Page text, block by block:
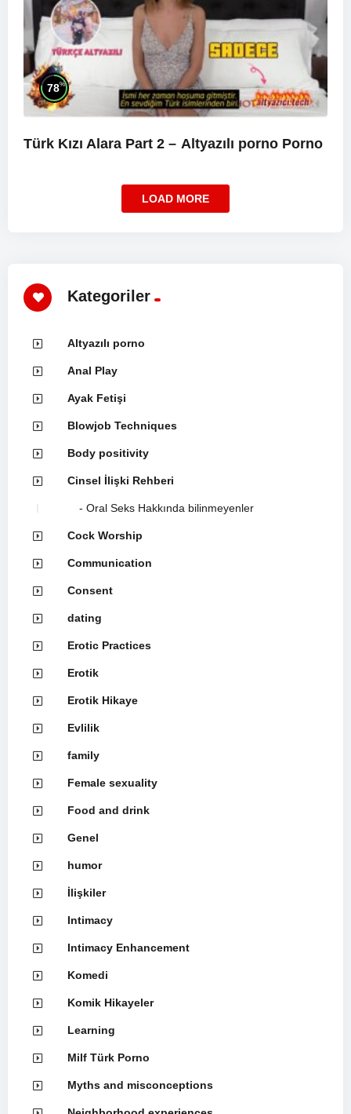
78%
Türk Kızı Alara Part 2 – Altyazılı porno Porno
LOAD MORE
Kategoriler
Altyazılı porno
Anal Play
Ayak Fetişi
Blowjob Techniques
Body positivity
Cinsel İlişki Rehberi
Oral Seks Hakkında bilinmeyenler
Cock Worship
Communication
Consent
dating
Erotic Practices
Erotik
Erotik Hikaye
Evlilik
family
Female sexuality
Food and drink
Genel
humor
İlişkiler
Intimacy
Intimacy Enhancement
Komedi
Komik Hikayeler
Learning
Milf Türk Porno
Myths and misconceptions